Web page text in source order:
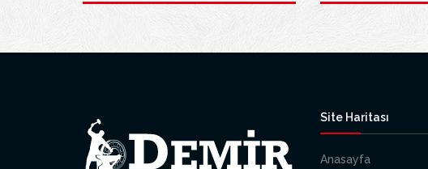
Site Haritası
Anasayfa